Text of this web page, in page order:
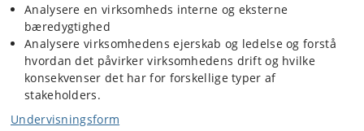
Analysere en virksomheds interne og eksterne
bæredygtighed
Analysere virksomhedens ejerskab og ledelse og forstå
hvordan det påvirker virksomhedens drift og hvilke
konsekvenser det har for forskellige typer af
stakeholders.
Undervisningsform